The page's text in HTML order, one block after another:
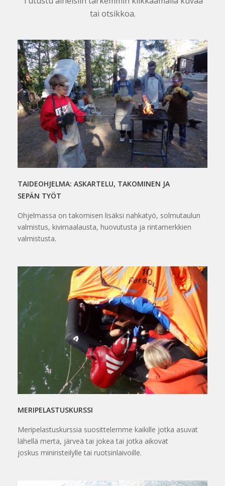
tai otsikkoa.
TAIDEOHJELMA: ASKARTELU, TAKOMINEN JA
SEPÄN TYÖT
Ohjelmassa on takomisen lisäksi nahkatyö, solmutaulun
valmistus, kivimaalausta, huovutusta ja rintamerkkien
valmistusta.
MERIPELASTUSKURSSI
Meripelastuskurssia suosittelemme kaikille jotka asuvat
lähellä merta, järveä tai jokea tai jotka aikovat
joskus miniristeilylle tai ruotsinlaivoille.